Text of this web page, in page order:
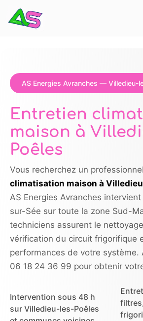
AS Energies Avranches — Villedieu-
Entretien
maison à
Poêles
Vous recherchez un
climatisation maison à
AS Energies Avranches
sur-Sée sur toute la zone Sud-
techniciens assurent le
vérification du circuit frigorifique
performances de votre système.
06 18 24 36 99 pour obtenir
Intervention sous 48 h
sur Villedieu-les-Poêles